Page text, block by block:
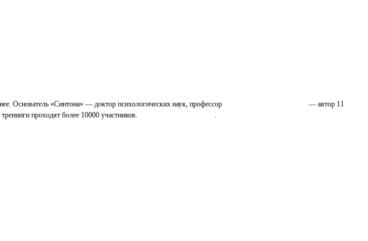
Основатель «Синтона» — доктор психологических наук, профессор
— автор 11
проходят более 10000 участников.
.